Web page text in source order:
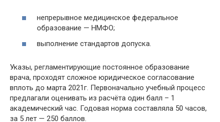
непрерывное медицинское федеральное
образование — НМФО;
выполнение стандартов допуска.
Указы, регламентирующие постоянное образование
врача, проходят сложное юридическое согласование
вплоть до марта 2021г. Первоначально учебный процесс
предлагали оценивать из расчёта один балл – 1
академический час. Годовая норма составляла 50 часов,
за 5 лет — 250 баллов.